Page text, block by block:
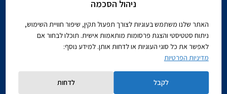
ספר טלפונים פקולטי
Powered by
ניהול הסכמה
האתר שלנו משתמש בעוגיות לצורך תפעול תקין, שיפור חוויית השימוש,
ניתוח סטטיסטי והצגת פרסומות מותאמות אישית. תוכלו לבחור אם
לאפשר את כל סוגי העוגיות או לדחות אותן. למידע נוסף:
מדיניות הפרטיות
לקבל לדחות